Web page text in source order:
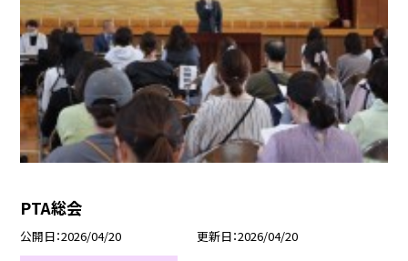
PTA総会
公開日 2026/04/20 更新日 2026/04/20